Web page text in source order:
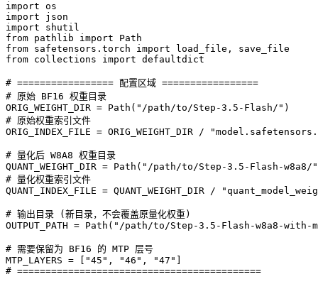
import os
import json
import shutil
from pathlib import Path
from safetensors.torch import load_file, save_file
from collections import defaultdict
# ================= 配置区域 =================
# 原始 BF16 权重目录
ORIG_WEIGHT_DIR = Path("/path/to/Step-3.5-Flash/")
# 原始权重索引文件
ORIG_INDEX_FILE = ORIG_WEIGHT_DIR /
# 量化后 W8A8 权重目录
QUANT_WEIGHT_DIR = Path("/path/to/Step-3.5-Flash-w8a8/
# 量化权重索引文件
QUANT_INDEX_FILE = QUANT_WEIGHT_DIR /
# 输出目录 (新目录，不会覆盖原量化权重)
OUTPUT_PATH = Path("/path/to/Step-3.5-Flash-w8a8-with-
# 需要保留为 BF16 的 MTP 层号
MTP_LAYERS = ["45", "46", "47"]
# ===========================================